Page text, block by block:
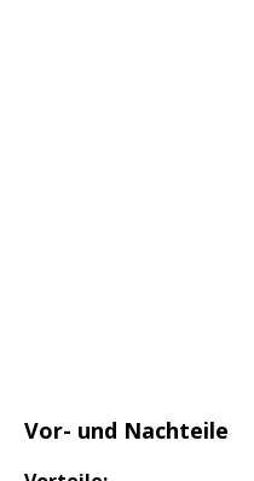
Vor- und Nachteile